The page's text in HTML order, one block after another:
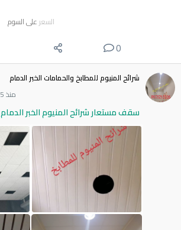
السعر على السوم
0
شرائح المنيوم للمطابخ والحمامات الخبر الدمام
منذ 5 ساعات
سقف مستعار شرائح المنيوم الخبر الدمام 0506215905